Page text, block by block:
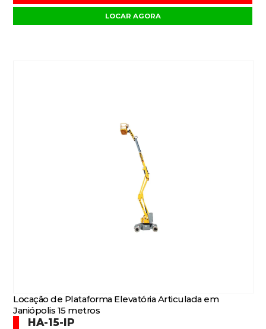
LOCAR AGORA
Locação de Plataforma Elevatória Articulada em
Janiópolis 15 metros
HA-15-IP